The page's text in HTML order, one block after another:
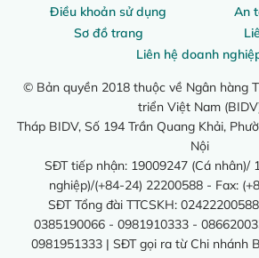
Điều khoản sử dụng
An
Sơ đồ trang
Liên hệ doanh
© Bản quyền 2018 thuộc về Ngân hàng
triển Việt Nam
Tháp BIDV, Số 194 Trần Quang Khải,
Nội
SĐT tiếp nhận: 19009247 (Cá nhân)/
nghiệp)/(+84-24) 22200588 - Fax:
SĐT Tổng đài TTCSKH:
0385190066 - 0981910333 -
0981951333 | SĐT gọi ra từ Chi nhánh